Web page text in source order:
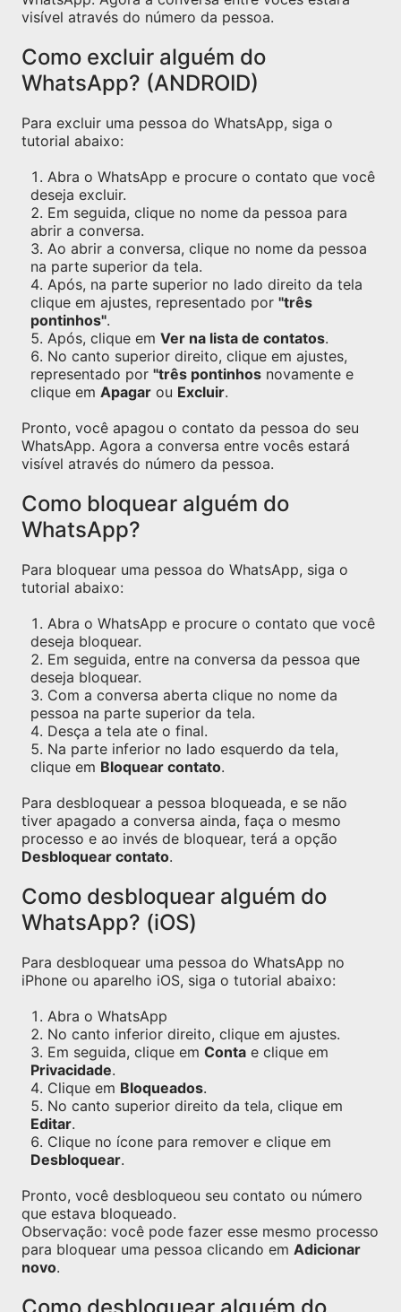
visível através do número da pessoa.
Como excluir alguém do
WhatsApp? (ANDROID)
Para excluir uma pessoa do WhatsApp, siga o
tutorial abaixo:
Abra o WhatsApp e procure o contato que você
deseja excluir.
Em seguida, clique no nome da pessoa para
abrir a conversa.
Ao abrir a conversa, clique no nome da pessoa
na parte superior da tela.
Após, na parte superior no lado direito da tela
clique em ajustes, representado por "três
pontinhos".
Após, clique em Ver na lista de contatos.
No canto superior direito, clique em ajustes,
representado por "três pontinhos novamente e
clique em Apagar ou Excluir.
Pronto, você apagou o contato da pessoa do seu
WhatsApp. Agora a conversa entre vocês estará
visível através do número da pessoa.
Como bloquear alguém do
WhatsApp?
Para bloquear uma pessoa do WhatsApp, siga o
tutorial abaixo:
Abra o WhatsApp e procure o contato que você
deseja bloquear.
Em seguida, entre na conversa da pessoa que
deseja bloquear.
Com a conversa aberta clique no nome da
pessoa na parte superior da tela.
Desça a tela ate o final.
Na parte inferior no lado esquerdo da tela,
clique em Bloquear contato.
Para desbloquear a pessoa bloqueada, e se não
tiver apagado a conversa ainda, faça o mesmo
processo e ao invés de bloquear, terá a opção
Desbloquear contato.
Como desbloquear alguém do
WhatsApp? (iOS)
Para desbloquear uma pessoa do WhatsApp no
iPhone ou aparelho iOS, siga o tutorial abaixo:
Abra o WhatsApp
No canto inferior direito, clique em ajustes.
Em seguida, clique em Conta e clique em
Privacidade.
Clique em Bloqueados.
No canto superior direito da tela, clique em
Editar.
Clique no ícone para remover e clique em
Desbloquear.
Pronto, você desbloqueou seu contato ou número
que estava bloqueado.
Observação: você pode fazer esse mesmo processo
para bloquear uma pessoa clicando em Adicionar
novo.